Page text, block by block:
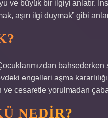
büyük bir ilgiyi anlatır.
aşırı ilgi duymak” gibi
bahsederken
engelleri aşma
ve cesaretle yorulmadan
NEDIR?